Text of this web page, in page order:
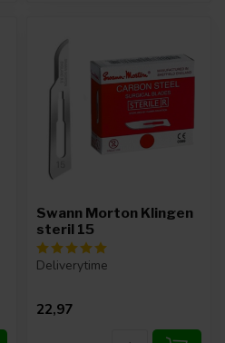
Swann Morton Klingen
steril 15
Deliverytime
22,97